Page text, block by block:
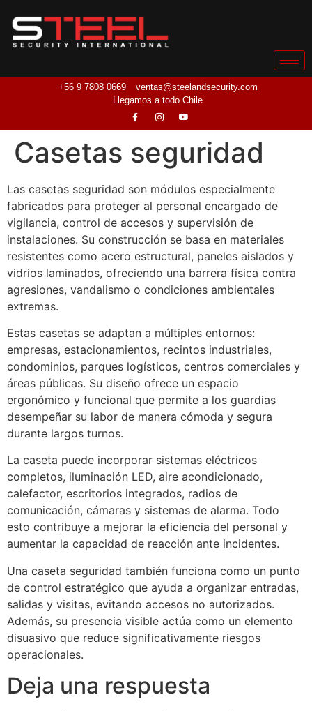
+56 9 7808 0669
ventas@steelandsecurity.com
Llegamos a todo Chile
Casetas seguridad
Las casetas seguridad son módulos especialmente
fabricados para proteger al personal encargado de
vigilancia, control de accesos y supervisión de
instalaciones. Su construcción se basa en materiales
resistentes como acero estructural, paneles aislados y
vidrios laminados, ofreciendo una barrera física contra
agresiones, vandalismo o condiciones ambientales
extremas.
Estas casetas se adaptan a múltiples entornos:
empresas, estacionamientos, recintos industriales,
condominios, parques logísticos, centros comerciales y
áreas públicas. Su diseño ofrece un espacio
ergonómico y funcional que permite a los guardias
desempeñar su labor de manera cómoda y segura
durante largos turnos.
La caseta puede incorporar sistemas eléctricos
completos, iluminación LED, aire acondicionado,
calefactor, escritorios integrados, radios de
comunicación, cámaras y sistemas de alarma. Todo
esto contribuye a mejorar la eficiencia del personal y
aumentar la capacidad de reacción ante incidentes.
Una caseta seguridad también funciona como un punto
de control estratégico que ayuda a organizar entradas,
salidas y visitas, evitando accesos no autorizados.
Además, su presencia visible actúa como un elemento
disuasivo que reduce significativamente riesgos
operacionales.
Deja una respuesta